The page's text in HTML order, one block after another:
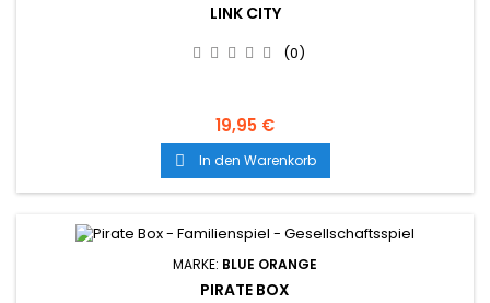
LINK CITY
(0)
19,95 €
 In den Warenkorb
MARKE: BLUE ORANGE
PIRATE BOX